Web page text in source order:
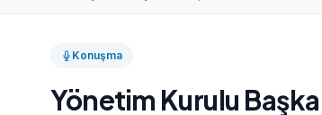
Konuşma
Yönetim Kurulu